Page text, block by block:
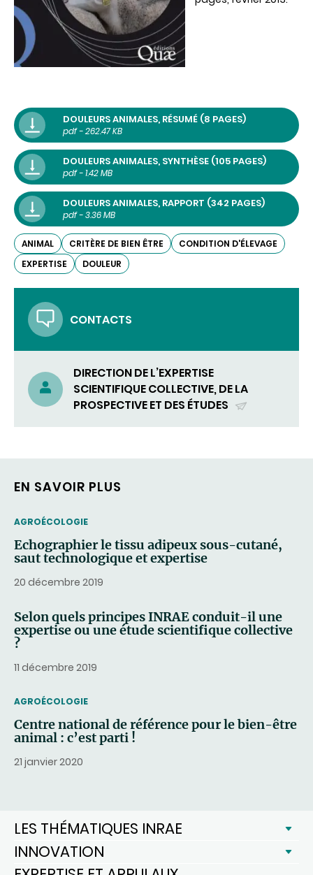
DOULEURS ANIMALES, RÉSUMÉ (8 PAGES)
pdf - 262.47 KB
DOULEURS ANIMALES, SYNTHÈSE (105 PAGES)
pdf - 1.42 MB
DOULEURS ANIMALES, RAPPORT (342 PAGES)
pdf - 3.36 MB
ANIMAL CRITÈRE DE BIEN ÊTRE
CONDITION D'ÉLEVAGE
EXPERTISE
DOULEUR
CONTACTS
DIRECTION DE L’EXPERTISE
SCIENTIFIQUE COLLECTIVE, DE LA
PROSPECTIVE ET DES ÉTUDES
EN SAVOIR PLUS
THEMATIC
AGROÉCOLOGIE
Echographier le tissu adipeux sous-cutané,
saut technologique et expertise
20 décembre 2019
Selon quels principes INRAE conduit-il une
expertise ou une étude scientifique collective
?
11 décembre 2019
THEMATIC
AGROÉCOLOGIE
Centre national de référence pour le bien-être
animal : c’est parti !
21 janvier 2020
LES THÉMATIQUES INRAE
INNOVATION